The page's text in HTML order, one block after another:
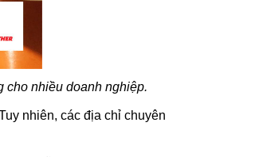
nhiều doanh nghiệp.
nhiên, các địa chỉ chuyên